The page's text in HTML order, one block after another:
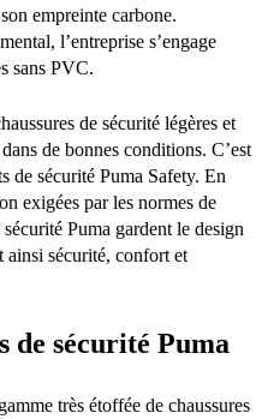
empreinte carbone.
l’entreprise s’engage
sans PVC.
de sécurité légères et
de bonnes conditions. C’est
de sécurité Puma Safety. En
exigées par les normes de
Puma gardent le design
ainsi sécurité, confort et
de sécurité Puma
très étoffée de chaussures